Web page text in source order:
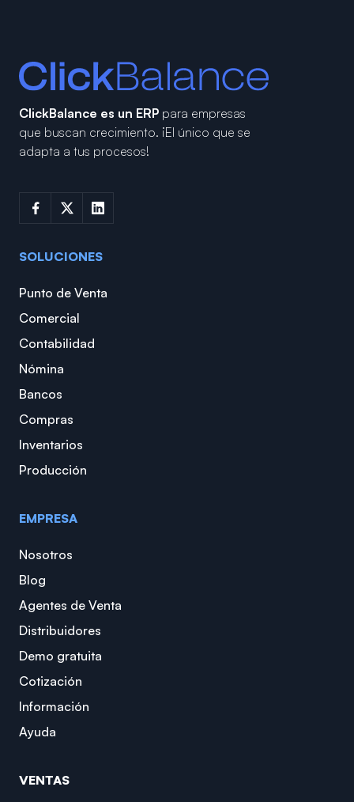
ClickBalance es un ERP para empresas
que buscan crecimiento. ¡El único que se
adapta a tus procesos!
SOLUCIONES
Punto de Venta
Comercial
Contabilidad
Nómina
Bancos
Compras
Inventarios
Producción
EMPRESA
Nosotros
Blog
Agentes de Venta
Distribuidores
Demo gratuita
Cotización
Información
Ayuda
VENTAS